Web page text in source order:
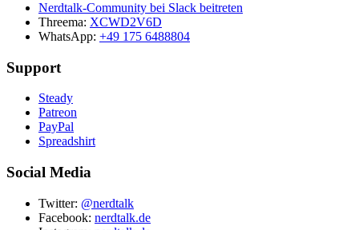
Nerdtalk-Community bei Slack beitreten
Threema: XCWD2V6D
WhatsApp: +49 175 6488804
Support
Steady
Patreon
PayPal
Spreadshirt
Social Media
Twitter: @nerdtalk
Facebook: nerdtalk.de